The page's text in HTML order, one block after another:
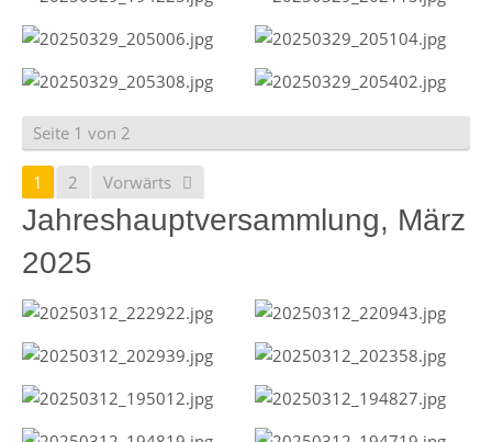
Seite 1 von 2
1 2 Vorwärts
Jahreshauptversammlung, März
2025